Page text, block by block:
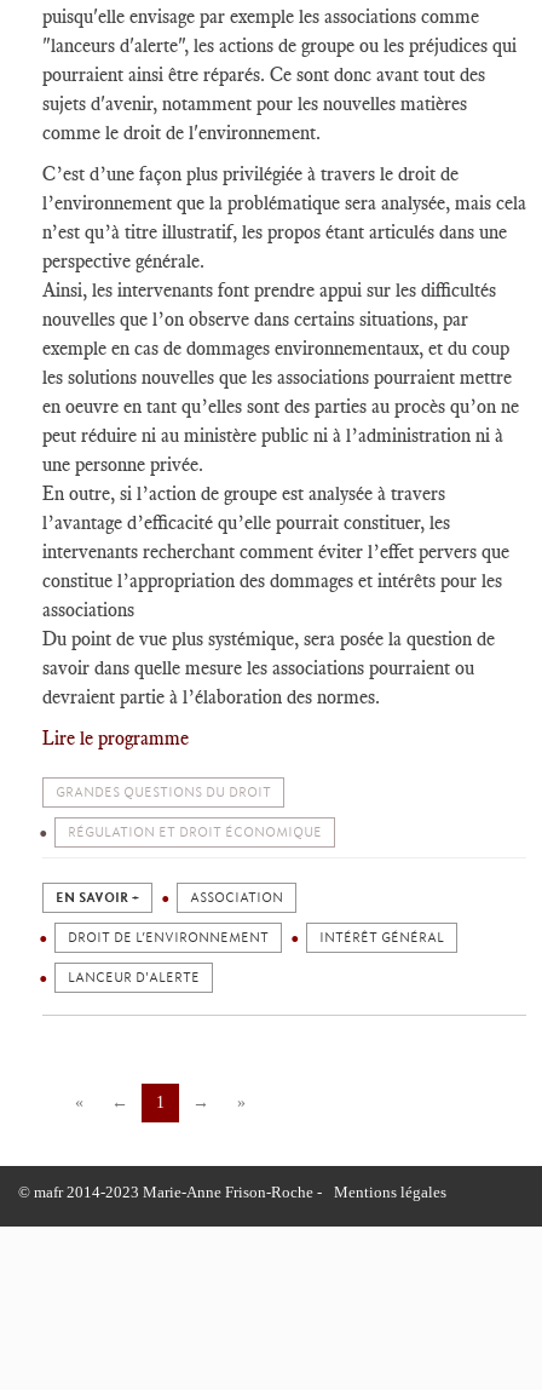
puisqu'elle envisage par exemple les associations comme
"lanceurs d'alerte", les actions de groupe ou les préjudices qui
pourraient ainsi être réparés. Ce sont donc avant tout des
sujets d'avenir, notamment pour les nouvelles matières
comme le droit de l'environnement.
C’est d’une façon plus privilégiée à travers le droit de
l’environnement que la problématique sera analysée, mais cela
n’est qu’à titre illustratif, les propos étant articulés dans une
perspective générale.
Ainsi, les intervenants font prendre appui sur les difficultés
nouvelles que l’on observe dans certains situations, par
exemple en cas de dommages environnementaux, et du coup
les solutions nouvelles que les associations pourraient mettre
en oeuvre en tant qu’elles sont des parties au procès qu’on ne
peut réduire ni au ministère public ni à l’administration ni à
une personne privée.
En outre, si l’action de groupe est analysée à travers
l’avantage d’efficacité qu’elle pourrait constituer, les
intervenants recherchant comment éviter l’effet pervers que
constitue l’appropriation des dommages et intérêts pour les
associations
Du point de vue plus systémique, sera posée la question de
savoir dans quelle mesure les associations pourraient ou
devraient partie à l’élaboration des normes.
Lire le programme
GRANDES QUESTIONS DU DROIT
RÉGULATION ET DROIT ÉCONOMIQUE
EN SAVOIR + ASSOCIATION
DROIT DE L’ENVIRONNEMENT INTÉRÊT GÉNÉRAL
LANCEUR D'ALERTE
« ← 1 → »
© mafr 2014-2023 Marie-Anne Frison-Roche - Mentions légales